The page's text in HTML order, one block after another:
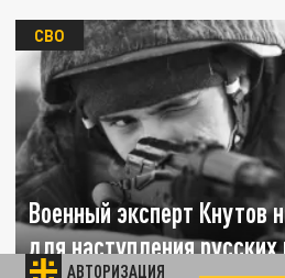
АВТОРИЗАЦИЯ
Военный эксперт Кнутов
для наступления
СВО